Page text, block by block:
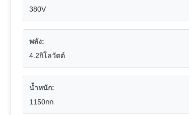
380V
พลัง:
4.2กิโลวัตต์
น้ำหนัก:
1150กก